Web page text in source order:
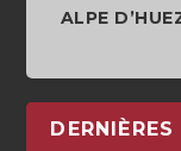
ALPE